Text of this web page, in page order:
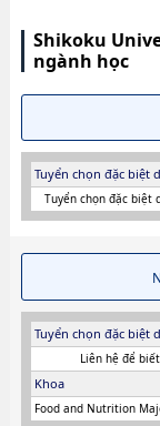
Shikoku
ngành học
Tuyển chọn đặc biệt
Tuyển chọn đặc biệt
Tuyển chọn đặc biệt
Liên hệ để
Khoa
Food and Nutrition